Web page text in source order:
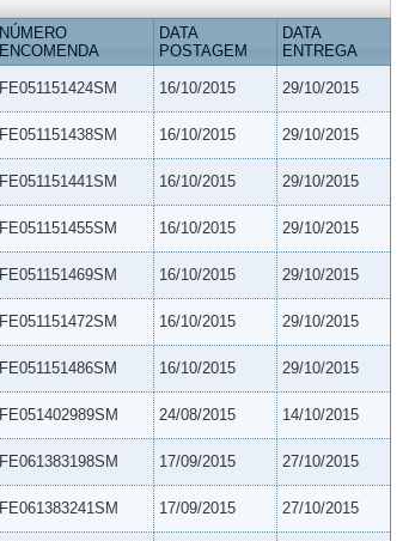
NÚMERO
ENCOMENDA
DATA
POSTAGEM
DATA
ENTREGA
FE051151424SM 16/10/2015 29/10/2015
FE051151438SM 16/10/2015 29/10/2015
FE051151441SM 16/10/2015 29/10/2015
FE051151455SM 16/10/2015 29/10/2015
FE051151469SM 16/10/2015 29/10/2015
FE051151472SM 16/10/2015 29/10/2015
FE051151486SM 16/10/2015 29/10/2015
FE051402989SM 24/08/2015 14/10/2015
FE061383198SM 17/09/2015 27/10/2015
FE061383241SM 17/09/2015 27/10/2015